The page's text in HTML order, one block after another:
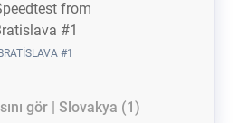
#1
gör | Slovakya (1)